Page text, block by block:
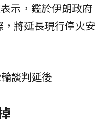
示，鑑於伊朗政府
將延長現行停火安
談判延後